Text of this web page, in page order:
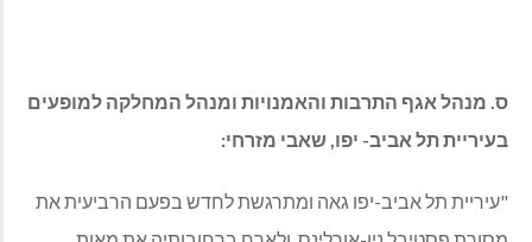
ס. מנהל אגף התרבות והאמנויות ומנהל המחלקה למופעים
בעיריית תל אביב- יפו, שאבי מזרחי:
"עיריית תל אביב-יפו גאה ומתרגשת לחדש בפעם הרביעית את